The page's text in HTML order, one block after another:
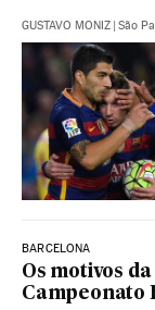
GUSTAVO MONIZ São
BARCELONA
Os motivos
Campeonato